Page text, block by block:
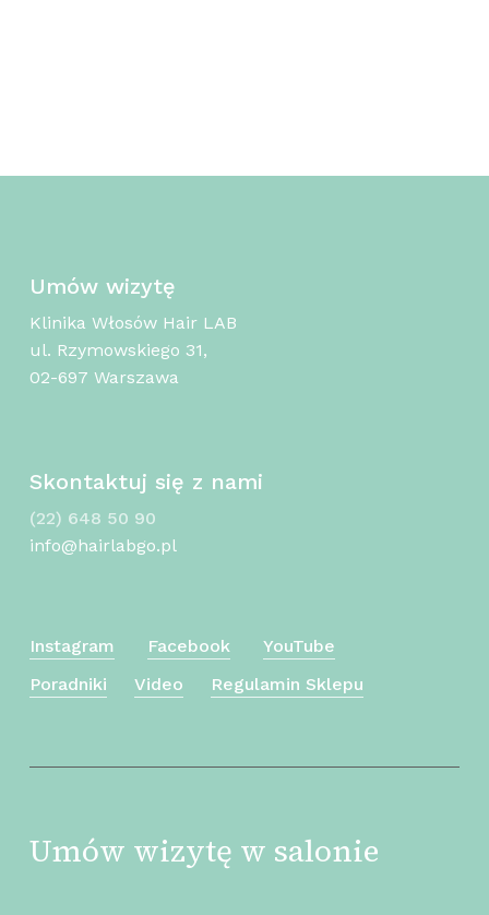
Umów wizytę
Klinika Włosów Hair LAB
ul. Rzymowskiego 31,
02-697 Warszawa
Skontaktuj się z nami
(22) 648 50 90
info@hairlabgo.pl
Instagram Facebook
YouTube
Poradniki
Video Regulamin Sklepu
Umów wizytę w salonie